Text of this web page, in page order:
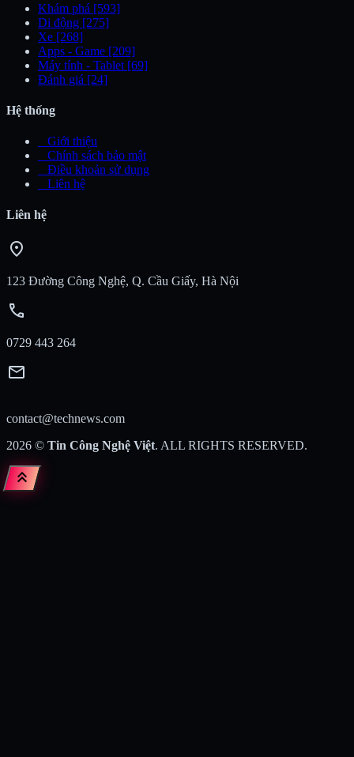
Khám phá [593]
Di động [275]
Xe [268]
Apps - Game [209]
Máy tính - Tablet [69]
Đánh giá [24]
Hệ thống
Giới thiệu
Chính sách bảo mật
Điều khoản sử dụng
Liên hệ
Liên hệ
location_on
123 Đường Công Nghệ, Q. Cầu Giấy, Hà Nội
call
0729 443 264
mail
contact@technews.com
2026 © Tin Công Nghệ Việt. ALL RIGHTS RESERVED.
keyboard_double_arrow_up